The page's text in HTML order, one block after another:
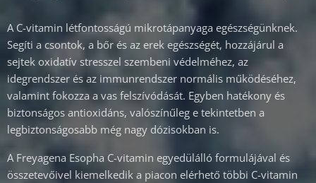
A C-vitamin létfontosságú mikrotápanyaga egészségünknek.
Segíti a csontok, a bőr és az erek egészségét, hozzájárul a
sejtek oxidatív stresszel szembeni védelméhez, az
idegrendszer és az immunrendszer normális működéséhez,
valamint fokozza a vas felszívódását. Egyben hatékony és
biztonságos antioxidáns, valószínűleg e tekintetben a
legbiztonságosabb még nagy dózisokban is.
A Freyagena Esopha C-vitamin egyedülálló formulájával és
összetevőivel kiemelkedik a piacon elérhető többi C-vitamin